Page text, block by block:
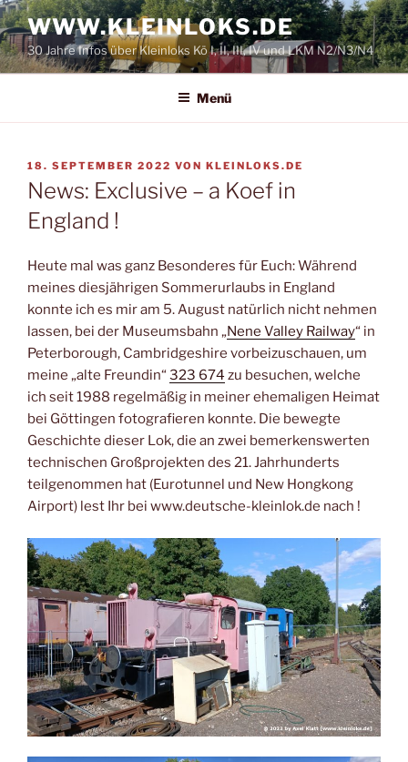
Zum
Inhalt
springen
WWW.KLEINLOKS.DE
30 Jahre Infos über Kleinloks Kö I, II, III, IV und LKM N2/N3/N4
Menü
VERÖFFENTLICHT
AM
18. SEPTEMBER 2022 VON KLEINLOKS.DE
News: Exclusive – a Koef in
England !
Heute mal was ganz Besonderes für Euch: Während
meines diesjährigen Sommerurlaubs in England
konnte ich es mir am 5. August natürlich nicht nehmen
lassen, bei der Museumsbahn „Nene Valley Railway“ in
Peterborough, Cambridgeshire vorbeizuschauen, um
meine „alte Freundin“ 323 674 zu besuchen, welche
ich seit 1988 regelmäßig in meiner ehemaligen Heimat
bei Göttingen fotografieren konnte. Die bewegte
Geschichte dieser Lok, die an zwei bemerkenswerten
technischen Großprojekten des 21. Jahrhunderts
teilgenommen hat (Eurotunnel und New Hongkong
Airport) lest Ihr bei www.deutsche-kleinlok.de nach !